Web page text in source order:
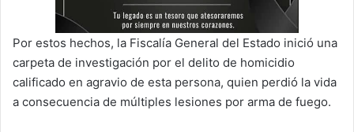
Por estos hechos, la Fiscalía General del Estado inició una
carpeta de investigación por el delito de homicidio
calificado en agravio de esta persona, quien perdió la vida
a consecuencia de múltiples lesiones por arma de fuego.